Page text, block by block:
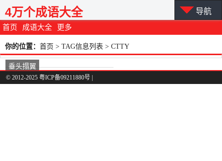
首页 成语大全 更多
4万个成语大全 导航
你的位置： 首页 > TAG信息列表 > CTTY
垂头搨翼
© 2012-2025 粤ICP备09211880号 |